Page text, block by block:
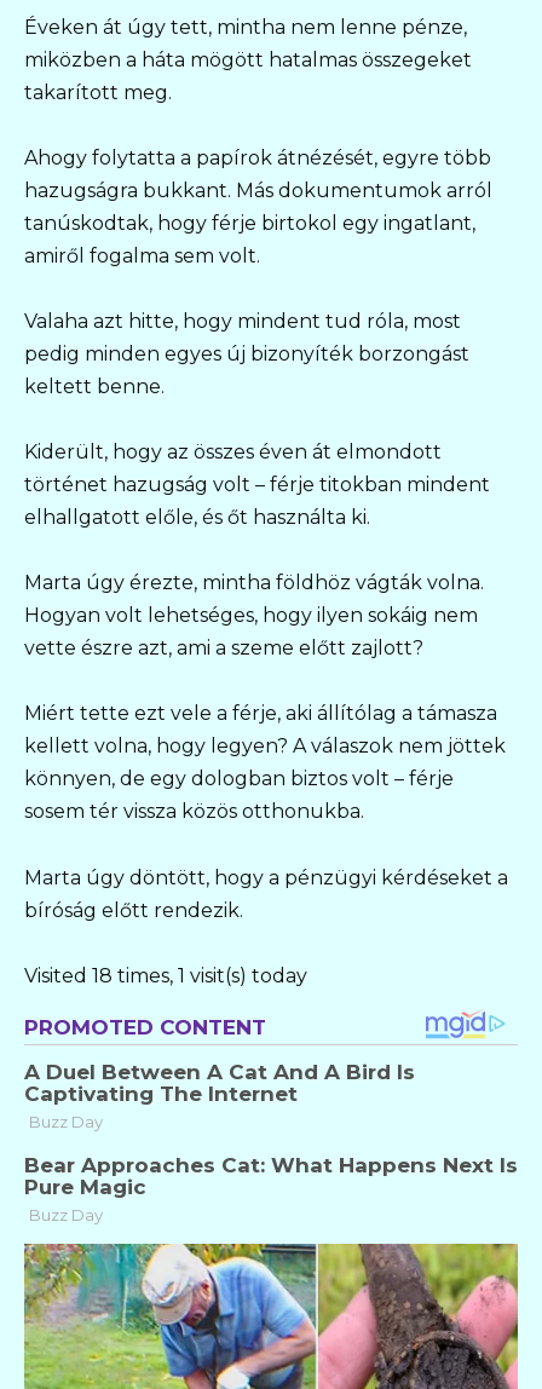
Éveken át úgy tett, mintha nem lenne pénze,
miközben a háta mögött hatalmas összegeket
takarított meg.
Ahogy folytatta a papírok átnézését, egyre több
hazugságra bukkant. Más dokumentumok arról
tanúskodtak, hogy férje birtokol egy ingatlant,
amiről fogalma sem volt.
Valaha azt hitte, hogy mindent tud róla, most
pedig minden egyes új bizonyíték borzongást
keltett benne.
Kiderült, hogy az összes éven át elmondott
történet hazugság volt – férje titokban mindent
elhallgatott előle, és őt használta ki.
Marta úgy érezte, mintha földhöz vágták volna.
Hogyan volt lehetséges, hogy ilyen sokáig nem
vette észre azt, ami a szeme előtt zajlott?
Miért tette ezt vele a férje, aki állítólag a támasza
kellett volna, hogy legyen? A válaszok nem jöttek
könnyen, de egy dologban biztos volt – férje
sosem tér vissza közös otthonukba.
Marta úgy döntött, hogy a pénzügyi kérdéseket a
bíróság előtt rendezik.
Visited 18 times, 1 visit(s) today